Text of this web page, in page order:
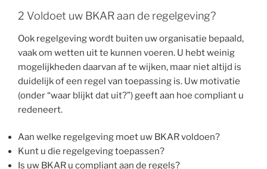
2 Voldoet uw BKAR aan de regelgeving?
Ook regelgeving wordt buiten uw organisatie bepaald,
vaak om wetten uit te kunnen voeren. U hebt weinig
mogelijkheden daarvan af te wijken, maar niet altijd is
duidelijk of een regel van toepassing is. Uw motivatie
(onder “waar blijkt dat uit?”) geeft aan hoe compliant u
redeneert.
Aan welke regelgeving moet uw BKAR voldoen?
Kunt u die regelgeving toepassen?
Is uw BKAR u compliant aan de regels?